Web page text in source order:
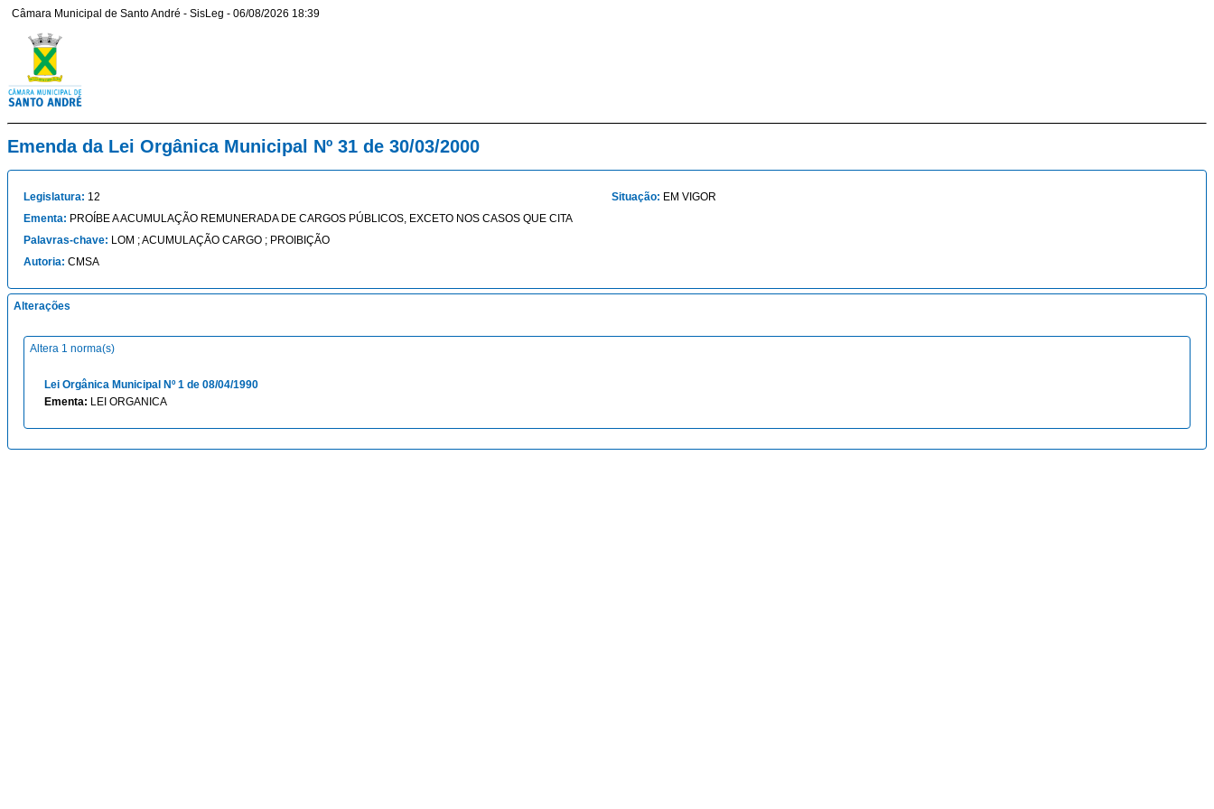
Câmara Municipal de Santo André - SisLeg - 06/08/2026 18:39
Emenda da Lei Orgânica Municipal Nº 31 de 30/03/2000
Legislatura: 12 Situação: EM VIGOR
Ementa: PROÍBE A ACUMULAÇÃO REMUNERADA DE CARGOS PÚBLICOS, EXCETO NOS CASOS QUE CITA
Palavras-chave: LOM ; ACUMULAÇÃO CARGO ; PROIBIÇÃO
Autoria: CMSA
Alterações
Altera 1 norma(s)
Lei Orgânica Municipal Nº 1 de 08/04/1990
Ementa: LEI ORGANICA